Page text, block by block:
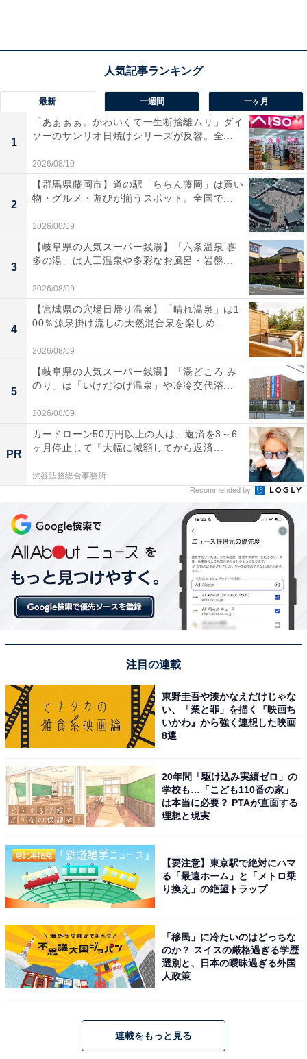
「とーちゃんのお宝」を探し当てるともらえるオリジナルコラボシール（画
像提供：新横浜ラーメン博物館）
ラー博館内の昭和33年の街並みを散歩しながら、クイズ
の正解を導き出す館内散策型クイズゲーム「大捜査線」
がしんちゃんとコラボ。街の中に隠された「とーちゃん
のお宝」を探し当てると、オリジナルコラボシールプレ
ゼントする。
1階ギャラリーに展示される「カスカベ防衛隊」巨大パネル（画像はイメー
ジ、画像提供：新横浜ラーメン博物館）
期間中は「しんちゃん」がラー博に来館する日も。館内
を歩いているところを見つけたら、一緒に写真を撮るこ
ともできる。しんちゃんとじゃんけん大会も開催。
とができる。ミュージアムショップ（1階）では、しん
ちゃんグッズも販売。
開催期間：2018年3月21日(水・祝)～2018年5月13日(日)
※クレヨンしんちゃん来場は3月21日(水・祝)～3月28日
(水)
クレヨンしんちゃん来場スケジュール（画像提供：新横浜ラーメン博物館）
最新 一週間 一ヶ月
1
「あぁぁぁ。かわいくて一生断捨離ムリ」ダイ
ソーのサンリオ日焼けシリーズが反響。全...
2026/08/10
2
【群馬県藤岡市】道の駅「ららん藤岡」は買い
物・グルメ・遊びが揃うスポット。全国で...
2026/08/09
3
【岐阜県の人気スーパー銭湯】「六条温泉 喜
多の湯」は人工温泉や多彩なお風呂・岩盤...
2026/08/09
4
【宮城県の穴場日帰り温泉】「晴れ温泉」は1
00％源泉掛け流しの天然混合泉を楽しめ...
2026/08/09
5
【岐阜県の人気スーパー銭湯】「湯どころ み
のり」は「いけだゆげ温泉」や冷冷交代浴...
2026/08/09
PR
カードローン50万円以上の人は、返済を3～6
ヶ月停止して『大幅に減額してから返済...
渋谷法務総合事務所
Recommended by
注目の連載
東野圭吾や湊かなえだけじゃな
い、「業と罪」を描く『映画ち
いかわ』から強く連想した映画
8選
20年間「駆け込み実績ゼロ」の
学校も…「こども110番の家」
は本当に必要？ PTAが直面する
理想と現実
【要注意】東京駅で絶対にハマ
る「最遠ホーム」と「メトロ乗
り換え」の絶望トラップ
「移民」に冷たいのはどっちな
のか？ スイスの厳格過ぎる学歴
選別と、日本の曖昧過ぎる外国
人政策
連載をもっと見る